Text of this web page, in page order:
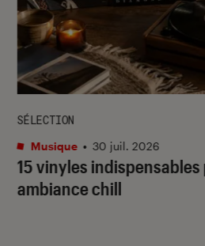
15 vinyles indispensables
ambiance chill
SÉLECTION
Musique • 30 juil. 2026